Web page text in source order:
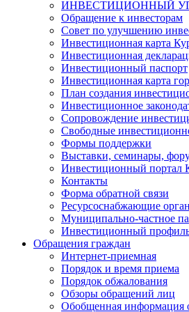
ИНВЕСТИЦИОННЫЙ
Обращение к инвесторам
Совет по улучшению
Инвестиционная карта
Инвестиционная
Инвестиционный паспорт
Инвестиционная карта
План создания
Инвестиционное
Сопровождение
Свободные
Формы поддержки
Выставки, семинары,
Инвестиционный портал
Контакты
Форма обратной связи
Ресурсоснабжающие
Муниципально-частное
Инвестиционный
Обращения граждан
Интернет-приемная
Порядок и время приема
Порядок обжалования
Обзоры обращений лиц
Обобщенная информация